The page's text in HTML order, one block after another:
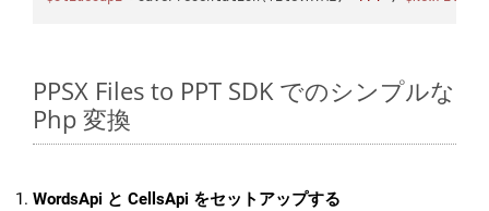
PPSX Files to PPT SDK でのシンプルな
Php 変換
WordsApi と CellsApi をセットアップする